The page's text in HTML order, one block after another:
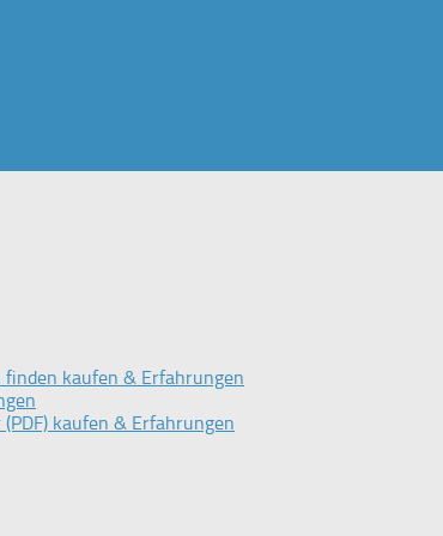
finden kaufen & Erfahrungen
kaufen & Erfahrungen